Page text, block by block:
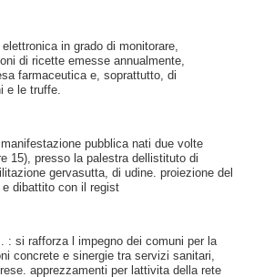
in grado di monitorare,
di ricette emesse annualmente,
farmaceutica e, soprattutto, di
e le truffe.
pubblica nati due volte
15), presso la palestra dellistituto di
gervasutta, di udine. proiezione del
e dibattito con il regist
: si rafforza l impegno dei comuni per la
concrete e sinergie tra servizi sanitari,
apprezzamenti per lattivita della rete